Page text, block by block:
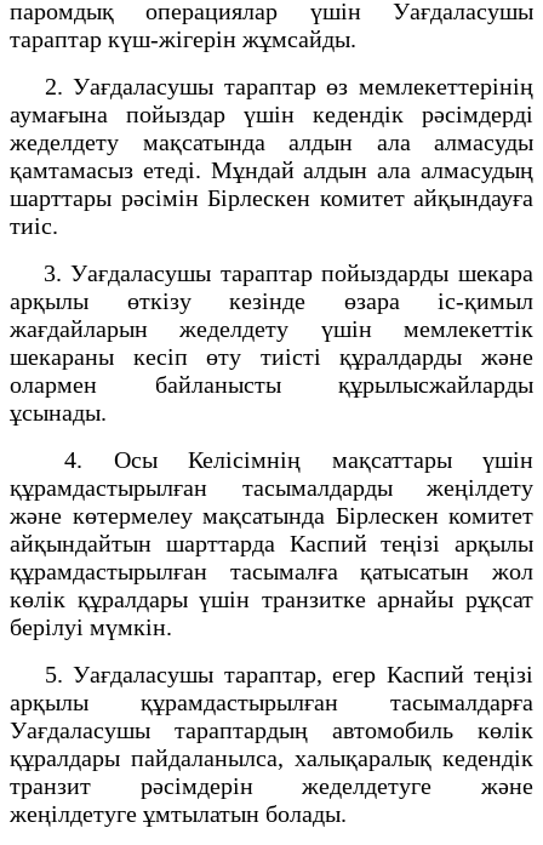
паромдық операциялар үшін Уағдаласушы
тараптар күш-жігерін жұмсайды.
2. Уағдаласушы тараптар өз мемлекеттерінің
аумағына пойыздар үшін кедендік рәсімдерді
жеделдету мақсатында алдын ала алмасуды
қамтамасыз етеді. Мұндай алдын ала алмасудың
шарттары рәсімін Бірлескен комитет айқындауға
тиіс.
3. Уағдаласушы тараптар пойыздарды шекара
арқылы өткізу кезінде өзара іс-қимыл
жағдайларын жеделдету үшін мемлекеттік
шекараны кесіп өту тиісті құралдарды және
олармен байланысты құрылысжайларды
ұсынады.
4. Осы Келісімнің мақсаттары үшін
құрамдастырылған тасымалдарды жеңілдету
және көтермелеу мақсатында Бірлескен комитет
айқындайтын шарттарда Каспий теңізі арқылы
құрамдастырылған тасымалға қатысатын жол
көлік құралдары үшін транзитке арнайы рұқсат
берілуі мүмкін.
5. Уағдаласушы тараптар, егер Каспий теңізі
арқылы құрамдастырылған тасымалдарға
Уағдаласушы тараптардың автомобиль көлік
құралдары пайдаланылса, халықаралық кедендік
транзит рәсімдерін жеделдетуге және
жеңілдетуге ұмтылатын болады.